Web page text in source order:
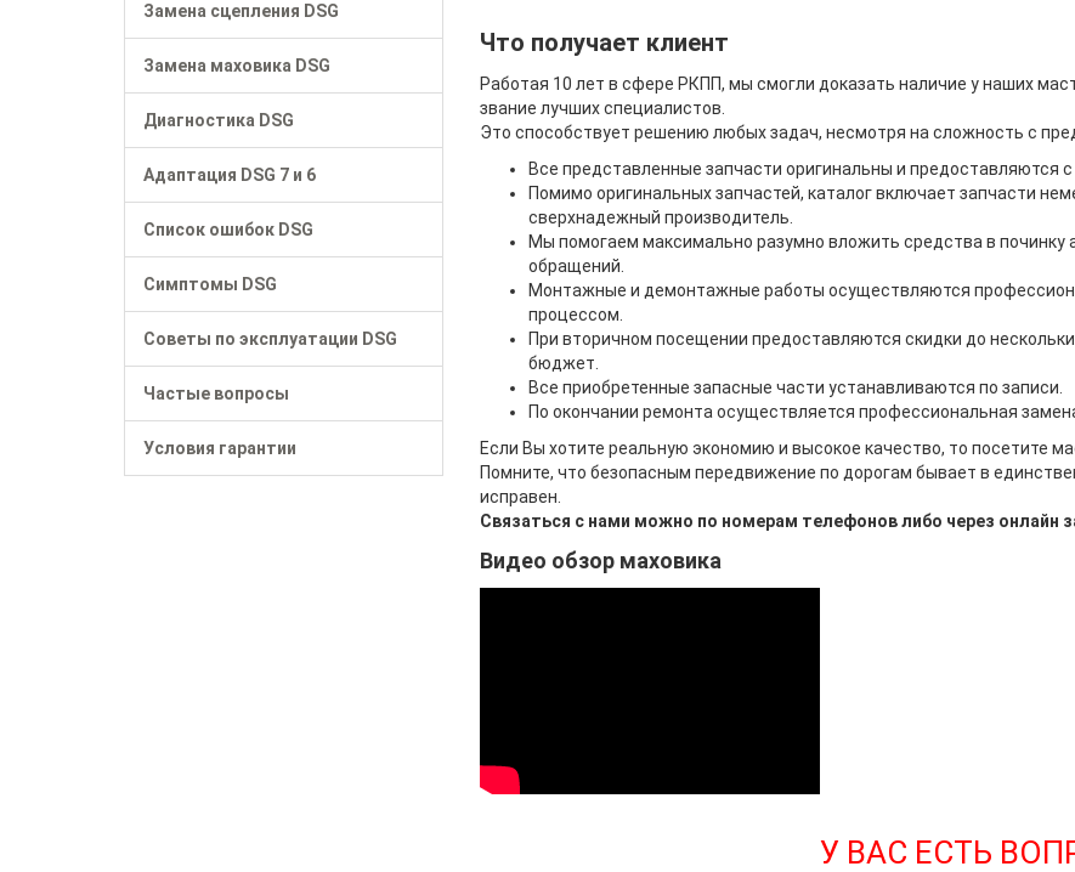
Замена сцепления DSG
Замена маховика DSG
Диагностика DSG
Адаптация DSG 7 и 6
Список ошибок DSG
Симптомы DSG
Советы по эксплуатации DSG
Частые вопросы
Условия гарантии
Что получает клиент
Работая 10 лет в сфере РКПП, мы смогли доказать наличие у наших
звание лучших специалистов.
Это способствует решению любых задач, несмотря на сложность с
Все представленные запчасти оригинальны и предоставляются
Помимо оригинальных запчастей, каталог включает запчасти
сверхнадежный производитель.
Мы помогаем максимально разумно вложить средства в починку
обращений.
Монтажные и демонтажные работы осуществляются
процессом.
При вторичном посещении предоставляются скидки до
бюджет.
Все приобретенные запасные части устанавливаются по записи.
По окончании ремонта осуществляется профессиональная
Если Вы хотите реальную экономию и высокое качество, то посетите
Помните, что безопасным передвижение по дорогам бывает в
исправен.
Связаться с нами можно по номерам телефонов либо через онлайн
Видео обзор маховика
У ВАС ЕСТЬ